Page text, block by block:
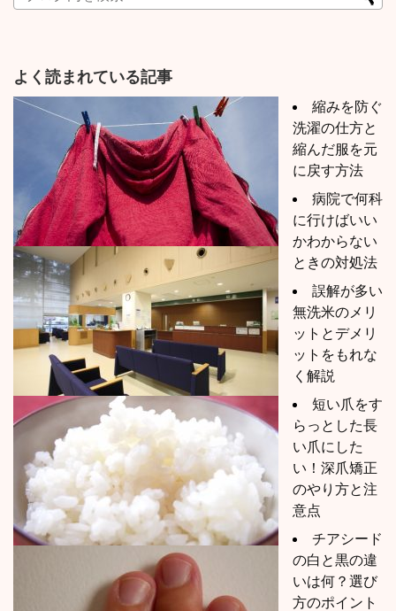
よく読まれている記事
縮みを防ぐ
洗濯の仕方と
縮んだ服を元
に戻す方法
病院で何科
に行けばいい
かわからない
ときの対処法
誤解が多い
無洗米のメリ
ットとデメリ
ットをもれな
く解説
短い爪をす
らっとした長
い爪にした
い！深爪矯正
のやり方と注
意点
チアシード
の白と黒の違
いは何？選び
方のポイント